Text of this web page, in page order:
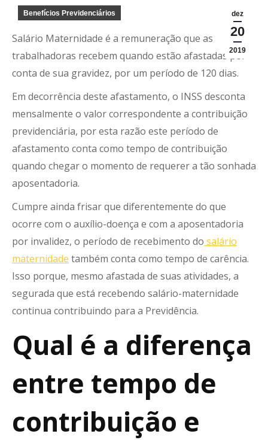
dez
20
2019
Benefícios Previdenciários
Salário Maternidade é a remuneração que as
trabalhadoras recebem quando estão afastadas por
conta de sua gravidez, por um período de 120 dias.
Em decorrência deste afastamento, o INSS desconta
mensalmente o valor correspondente a contribuição
previdenciária, por esta razão este período de
afastamento conta como tempo de contribuição
quando chegar o momento de requerer a tão sonhada
aposentadoria.
Cumpre ainda frisar que diferentemente do que
ocorre com o auxílio-doença e com a aposentadoria
por invalidez, o período de recebimento do salário
maternidade também conta como tempo de carência.
Isso porque, mesmo afastada de suas atividades, a
segurada que está recebendo salário-maternidade
continua contribuindo para a Previdência.
Qual é a diferença
entre tempo de
contribuição e